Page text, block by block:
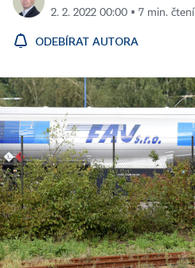
2. 2. 2022 00:00 ▪ 7 min. čtení
ODEBÍRAT AUTORA